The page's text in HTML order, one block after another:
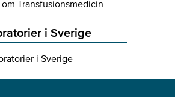
om Transfusionsmedicin
i Sverige
i Sverige